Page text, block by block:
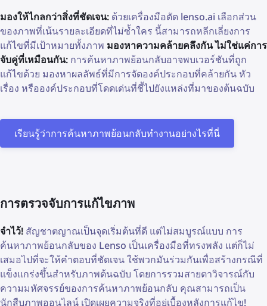
มองให้ไกลกว่าสิ่งที่ชัดเจน: ด้วยเครื่องมือตัด lenso.ai เลือกส่วน
ของภาพที่เน้นรายละเอียดที่ไม่ซ้ำใคร นี้สามารถหลีกเลี่ยงการ
แก้ไขที่มีเป้าหมายทั้งภาพ มองหาความคล้ายคลึงกัน ไม่ใช่แค่การ
จับคู่ที่เหมือนกัน: การค้นหาภาพย้อนกลับอาจพบเวอร์ชันที่ถูก
แก้ไขด้วย มองหาผลลัพธ์ที่มีการจัดองค์ประกอบที่คล้ายกัน หัว
เรื่อง หรือองค์ประกอบที่โดดเด่นที่ชี้ไปยังแหล่งที่มาของต้นฉบับ
เรียนรู้ว่าการค้นหาภาพย้อนกลับทำงานอย่างไรที่นี่
การตรวจจับการแก้ไขภาพ
จำไว้! สัญชาตญาณเป็นจุดเริ่มต้นที่ดี แต่ไม่สมบูรณ์แบบ การ
ค้นหาภาพย้อนกลับของ Lenso เป็นเครื่องมือที่ทรงพลัง แต่ก็ไม่
เสมอไปที่จะให้คำตอบที่ชัดเจน ใช้พวกมันร่วมกันเพื่อสร้างกรณีที่
แข็งแกร่งขึ้นสำหรับภาพต้นฉบับ โดยการรวมสายตาวิจารณ์กับ
ความมหัศจรรย์ของการค้นหาภาพย้อนกลับ คุณสามารถเป็น
นักสืบภาพออนไลน์ เปิดเผยความจริงที่อยู่เบื้องหลังการแก้ไข!